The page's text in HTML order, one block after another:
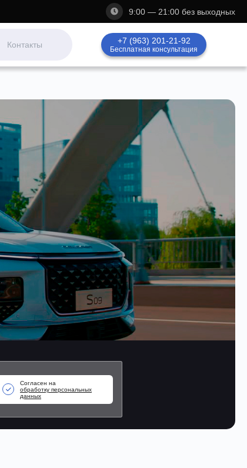
9:00 — 21:00 без выходных
Контакты +7 (963) 201-21-92
Бесплатная консультация
Согласен на
обработку персональных
данных